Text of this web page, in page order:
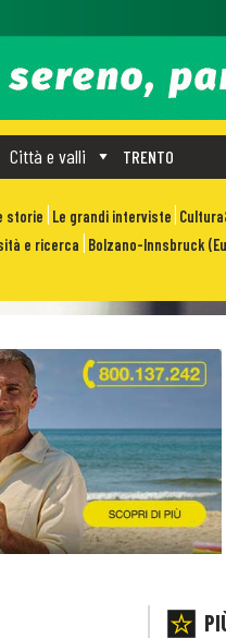
TRENTO
Città e valli
storie Le grandi interviste
e ricerca Bolzano-Innsbruck